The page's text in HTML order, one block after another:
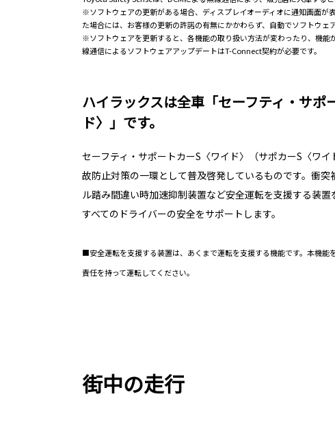
※ソフトウェアの更新がある場合、ディスプレイオーディオに通知画面
た場合には、お客様の更新の許諾の有無にかかわらず、自動でソフトウ
※ソフトウェアを更新すると、各機能の取り扱い方法が変わったり、機
線通信によるソフトウェアアップデートはT-Connect契約が必要です。
ハイラックスは全車「セーフティ・サポ
ド〉」です。
セーフティ・サポートカーS〈ワイド〉（サポカーS〈ワ
故防止対策の一環として普及啓発しているものです。衝
ル踏み間違い時加速抑制装置など安全運転を支援する装
すべてのドライバーの安全をサポートします。
■安全運転を支援する装置は、あくまで運転を支援する機能です。本機能
責任を持って運転してください。
街中の走行